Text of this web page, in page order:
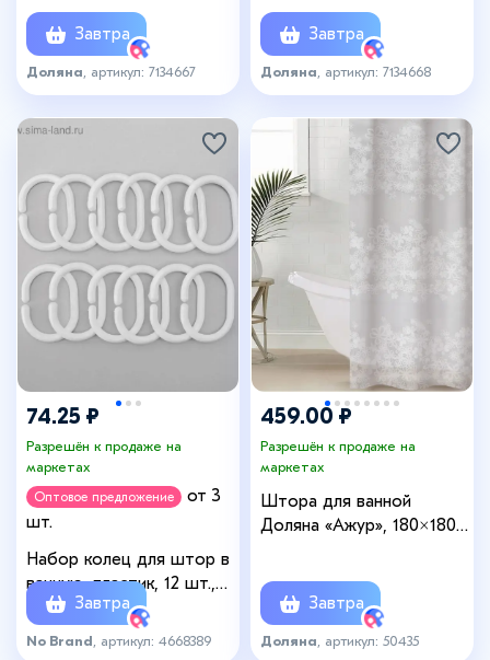
Завтра
Доляна , артикул: 7134667
Завтра
Доляна , артикул: 7134668
74.25 ₽
Разрешён к продаже на
маркетах
Оптовое предложение
от 3
шт.
Набор колец для штор в
ванную, пластик, 12 шт.,
белый Завтра
No Brand , артикул: 4668389
459.00 ₽
Разрешён к продаже на
маркетах
Штора для ванной
Доляна «Ажур», 180×180
Завтра
Доляна , артикул: 50435